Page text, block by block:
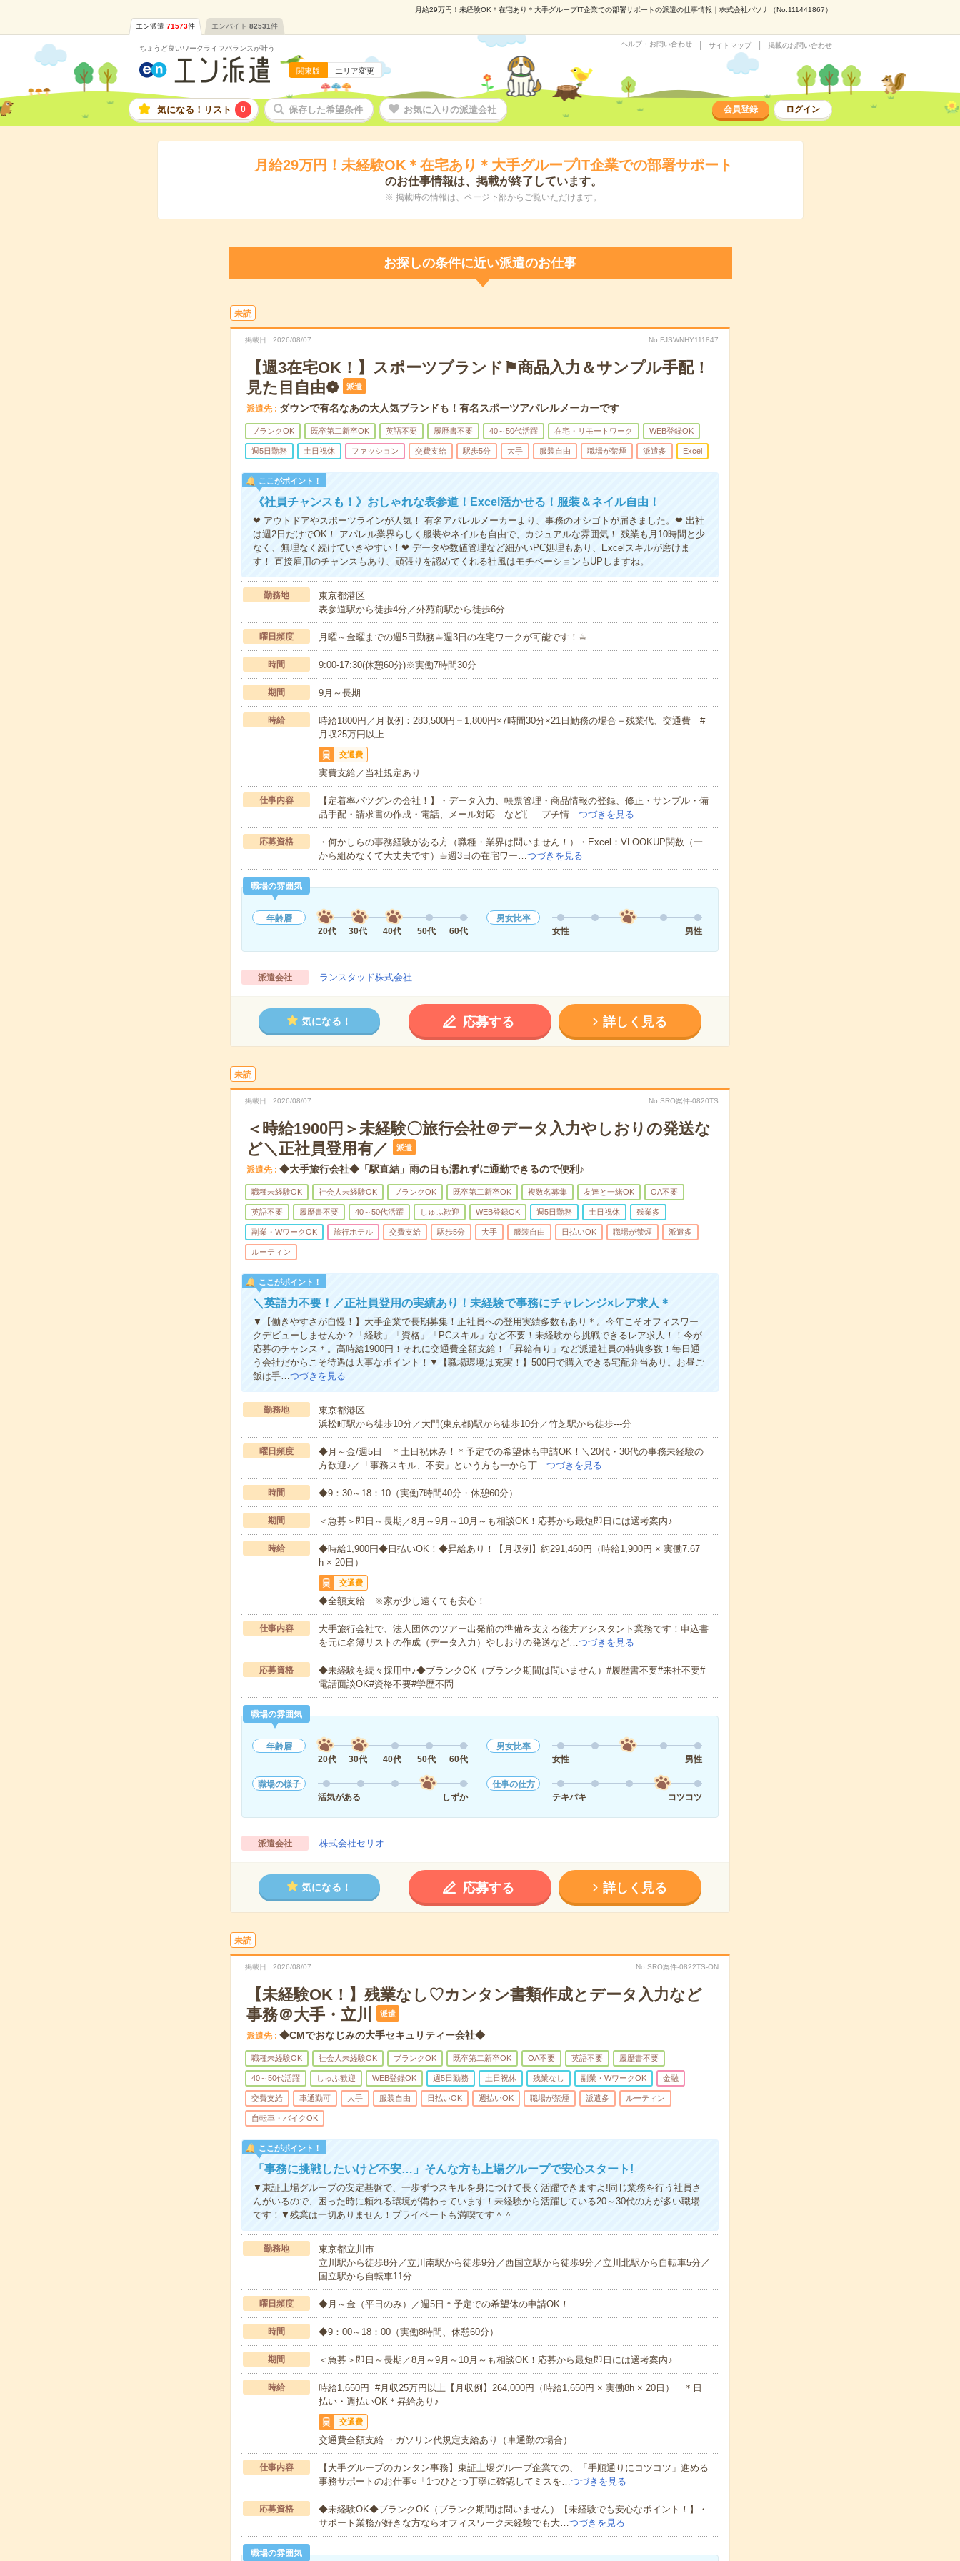
月給29万円！未経験OK＊在宅あり＊大手グループIT企業での部署サポートの派遣の仕事情報｜株式会社パソナ（No.111441867）
エン派遣 71573件 エンバイト 82531件
ちょうど良いワークライフバランスが叶う
関東版 エリア変更
ヘルプ・お問い合わせ サイトマップ 掲載のお問い合わせ
気になる！リスト 0 保存した希望条件 お気に入りの派遣会社 会員登録 ログイン
月給29万円！未経験OK＊在宅あり＊大手グループIT企業での部署サポート
のお仕事情報は、掲載が終了しています。
※ 掲載時の情報は、ページ下部からご覧いただけます。
お探しの条件に近い派遣のお仕事
未読
掲載日 2026/08/07 No.FJSWNHY111847
【週3在宅OK！】スポーツブランド⚑商品入力＆サンプル手配！
見た目自由❁
派遣
派遣先 ダウンで有名なあの大人気ブランドも！有名スポーツアパレルメーカーです
ブランクOK 既卒第二新卒OK 英語不要 履歴書不要 40～50代活躍 在宅・リモートワーク WEB登録OK
週5日勤務 土日祝休 ファッション 交費支給 駅歩5分 大手 服装自由 職場が禁煙 派遣多 Excel
ここがポイント！
《社員チャンスも！》おしゃれな表参道！Excel活かせる！服装＆ネイル自由！
❤ アウトドアやスポーツラインが人気！ 有名アパレルメーカーより、事務のオシゴトが届きました。❤ 出社
は週2日だけでOK！ アパレル業界らしく服装やネイルも自由で、カジュアルな雰囲気！ 残業も月10時間と少
なく、無理なく続けていきやすい！❤ データや数値管理など細かいPC処理もあり、Excelスキルが磨けま
す！ 直接雇用のチャンスもあり、頑張りを認めてくれる社風はモチベーションもUPしますね。
勤務地
東京都港区
表参道駅から徒歩4分／外苑前駅から徒歩6分
曜日頻度 月曜～金曜までの週5日勤務☕︎週3日の在宅ワークが可能です！☕︎
時間 9:00-17:30(休憩60分)※実働7時間30分
期間 9月～長期
時給
時給1800円／月収例：283,500円＝1,800円×7時間30分×21日勤務の場合＋残業代、交通費 #
月収25万円以上
交通費
実費支給／当社規定あり
仕事内容
【定着率バツグンの会社！】・データ入力、帳票管理・商品情報の登録、修正・サンプル・備
品手配・請求書の作成・電話、メール対応 など〖 プチ情…つづきを見る
応募資格
・何かしらの事務経験がある方（職種・業界は問いません！）・Excel：VLOOKUP関数（一
から組めなくて大丈夫です）☕︎週3日の在宅ワー…つづきを見る
職場の雰囲気
年齢層
20代
30代 40代 50代 60代
男女比率
女性
男性
派遣会社 ランスタッド株式会社
気になる！ 応募する 詳しく見る
未読
掲載日 2026/08/07 No.SRO案件-0820TS
＜時給1900円＞未経験〇旅行会社＠データ入力やしおりの発送な
ど＼正社員登用有／
派遣
派遣先 ◆大手旅行会社◆「駅直結」雨の日も濡れずに通勤できるので便利♪
職種未経験OK 社会人未経験OK ブランクOK 既卒第二新卒OK 複数名募集 友達と一緒OK OA不要
英語不要 履歴書不要 40～50代活躍 しゅふ歓迎 WEB登録OK 週5日勤務 土日祝休 残業多
副業・WワークOK 旅行ホテル 交費支給 駅歩5分 大手 服装自由 日払いOK 職場が禁煙 派遣多
ルーティン
ここがポイント！
＼英語力不要！／正社員登用の実績あり！未経験で事務にチャレンジ×レア求人＊
▼【働きやすさが自慢！】大手企業で長期募集！正社員への登用実績多数もあり＊。今年こそオフィスワー
クデビューしませんか？「経験」「資格」「PCスキル」など不要！未経験から挑戦できるレア求人！！今が
応募のチャンス＊。高時給1900円！それに交通費全額支給！「昇給有り」など派遣社員の特典多数！毎日通
う会社だからこそ待遇は大事なポイント！▼【職場環境は充実！】500円で購入できる宅配弁当あり。お昼ご
飯は手…つづきを見る
勤務地
東京都港区
浜松町駅から徒歩10分／大門(東京都)駅から徒歩10分／竹芝駅から徒歩---分
曜日頻度
◆月～金/週5日 ＊土日祝休み！＊予定での希望休も申請OK！＼20代・30代の事務未経験の
方歓迎♪／「事務スキル、不安」という方も一から丁…つづきを見る
時間 ◆9：30～18：10（実働7時間40分・休憩60分）
期間 ＜急募＞即日～長期／8月～9月～10月～も相談OK！応募から最短即日には選考案内♪
時給
◆時給1,900円◆日払いOK！◆昇給あり！【月収例】約291,460円（時給1,900円 × 実働7.67
h × 20日）
交通費
◆全額支給 ※家が少し遠くても安心！
仕事内容
大手旅行会社で、法人団体のツアー出発前の準備を支える後方アシスタント業務です！申込書
を元に名簿リストの作成（データ入力）やしおりの発送など…つづきを見る
応募資格
◆未経験を続々採用中♪◆ブランクOK（ブランク期間は問いません）#履歴書不要#来社不要#
電話面談OK#資格不要#学歴不問
職場の雰囲気
年齢層
20代
30代 40代 50代 60代
男女比率
女性
男性
職場の様子
活気がある
しずか
仕事の仕方
テキパキ
コツコツ
派遣会社 株式会社セリオ
気になる！ 応募する 詳しく見る
未読
掲載日 2026/08/07 No.SRO案件-0822TS-ON
【未経験OK！】残業なし♡カンタン書類作成とデータ入力など
事務＠大手・立川
派遣
派遣先 ◆CMでおなじみの大手セキュリティー会社◆
職種未経験OK 社会人未経験OK ブランクOK 既卒第二新卒OK OA不要 英語不要 履歴書不要
40～50代活躍 しゅふ歓迎 WEB登録OK 週5日勤務 土日祝休 残業なし 副業・WワークOK 金融
交費支給 車通勤可 大手 服装自由 日払いOK 週払いOK 職場が禁煙 派遣多 ルーティン
自転車・バイクOK
ここがポイント！
「事務に挑戦したいけど不安…」そんな方も上場グループで安心スタート!
▼東証上場グループの安定基盤で、一歩ずつスキルを身につけて長く活躍できますよ!同じ業務を行う社員さ
んがいるので、困った時に頼れる環境が備わっています！未経験から活躍している20～30代の方が多い職場
です！▼残業は一切ありません！プライベートも満喫です＾＾
勤務地
東京都立川市
立川駅から徒歩8分／立川南駅から徒歩9分／西国立駅から徒歩9分／立川北駅から自転車5分／
国立駅から自転車11分
曜日頻度 ◆月～金（平日のみ）／週5日＊予定での希望休の申請OK！
時間 ◆9：00～18：00（実働8時間、休憩60分）
期間 ＜急募＞即日～長期／8月～9月～10月～も相談OK！応募から最短即日には選考案内♪
時給
時給1,650円 #月収25万円以上【月収例】264,000円（時給1,650円 × 実働8h × 20日） ＊日
払い・週払いOK＊昇給あり♪
交通費
交通費全額支給 ・ガソリン代規定支給あり（車通勤の場合）
仕事内容
【大手グループのカンタン事務】東証上場グループ企業での、「手順通りにコツコツ」進める
事務サポートのお仕事○「1つひとつ丁寧に確認してミスを…つづきを見る
応募資格
◆未経験OK◆ブランクOK（ブランク期間は問いません）【未経験でも安心なポイント！】・
サポート業務が好きな方ならオフィスワーク未経験でも大…つづきを見る
職場の雰囲気